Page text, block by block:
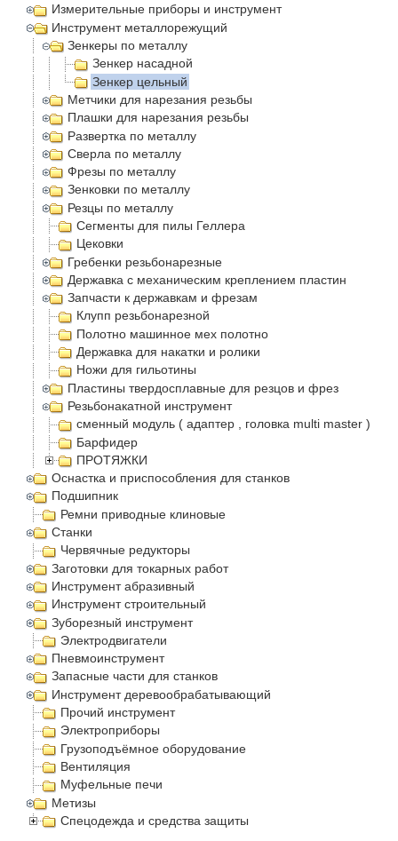
Измерительные приборы и инструмент
Инструмент металлорежущий
Зенкеры по металлу
Зенкер насадной
Зенкер цельный
Метчики для нарезания резьбы
Плашки для нарезания резьбы
Развертка по металлу
Сверла по металлу
Фрезы по металлу
Зенковки по металлу
Резцы по металлу
Сегменты для пилы Геллера
Цековки
Гребенки резьбонарезные
Державка с механическим креплением пластин
Запчасти к державкам и фрезам
Клупп резьбонарезной
Полотно машинное мех полотно
Державка для накатки и ролики
Ножи для гильотины
Пластины твердосплавные для резцов и фрез
Резьбонакатной инструмент
сменный модуль ( адаптер , головка multi master )
Барфидер
ПРОТЯЖКИ
Оснастка и приспособления для станков
Подшипник
Ремни приводные клиновые
Станки
Червячные редукторы
Заготовки для токарных работ
Инструмент абразивный
Инструмент строительный
Зуборезный инструмент
Электродвигатели
Пневмоинструмент
Запасные части для станков
Инструмент деревообрабатывающий
Прочий инструмент
Электроприборы
Грузоподъёмное оборудование
Вентиляция
Муфельные печи
Метизы
Спецодежда и средства защиты